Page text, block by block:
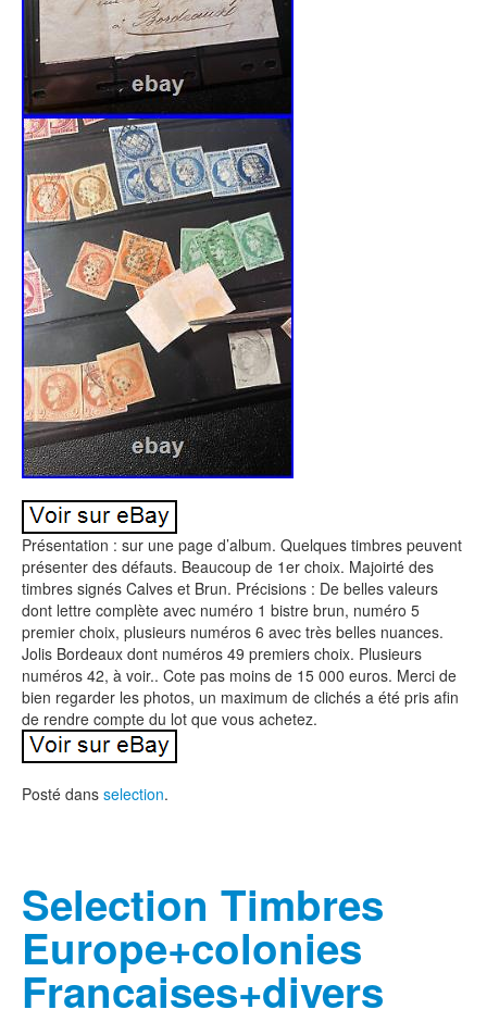
Présentation : sur une page d’album. Quelques timbres peuvent
présenter des défauts. Beaucoup de 1er choix. Majoirté des
timbres signés Calves et Brun. Précisions : De belles valeurs
dont lettre complète avec numéro 1 bistre brun, numéro 5
premier choix, plusieurs numéros 6 avec très belles nuances.
Jolis Bordeaux dont numéros 49 premiers choix. Plusieurs
numéros 42, à voir.. Cote pas moins de 15 000 euros. Merci de
bien regarder les photos, un maximum de clichés a été pris afin
de rendre compte du lot que vous achetez.
Posté dans selection.
Selection Timbres
Europe+colonies
Francaises+divers